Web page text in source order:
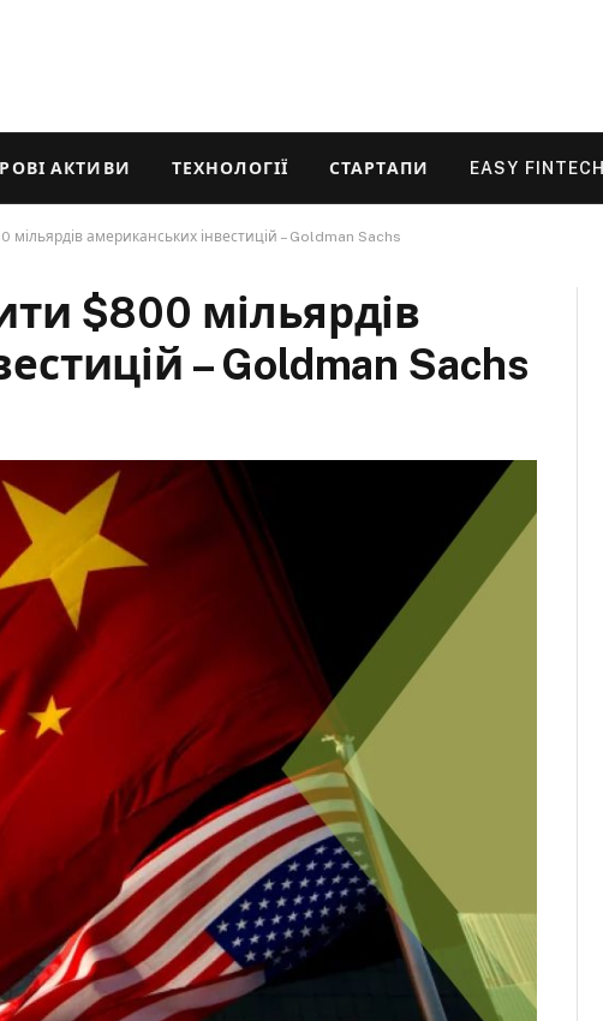
АКТИВИ ТЕХНОЛОГІЇ СТАРТАПИ EASY FINTECH
американських інвестицій – Goldman Sachs
$800 мільярдів
– Goldman Sachs